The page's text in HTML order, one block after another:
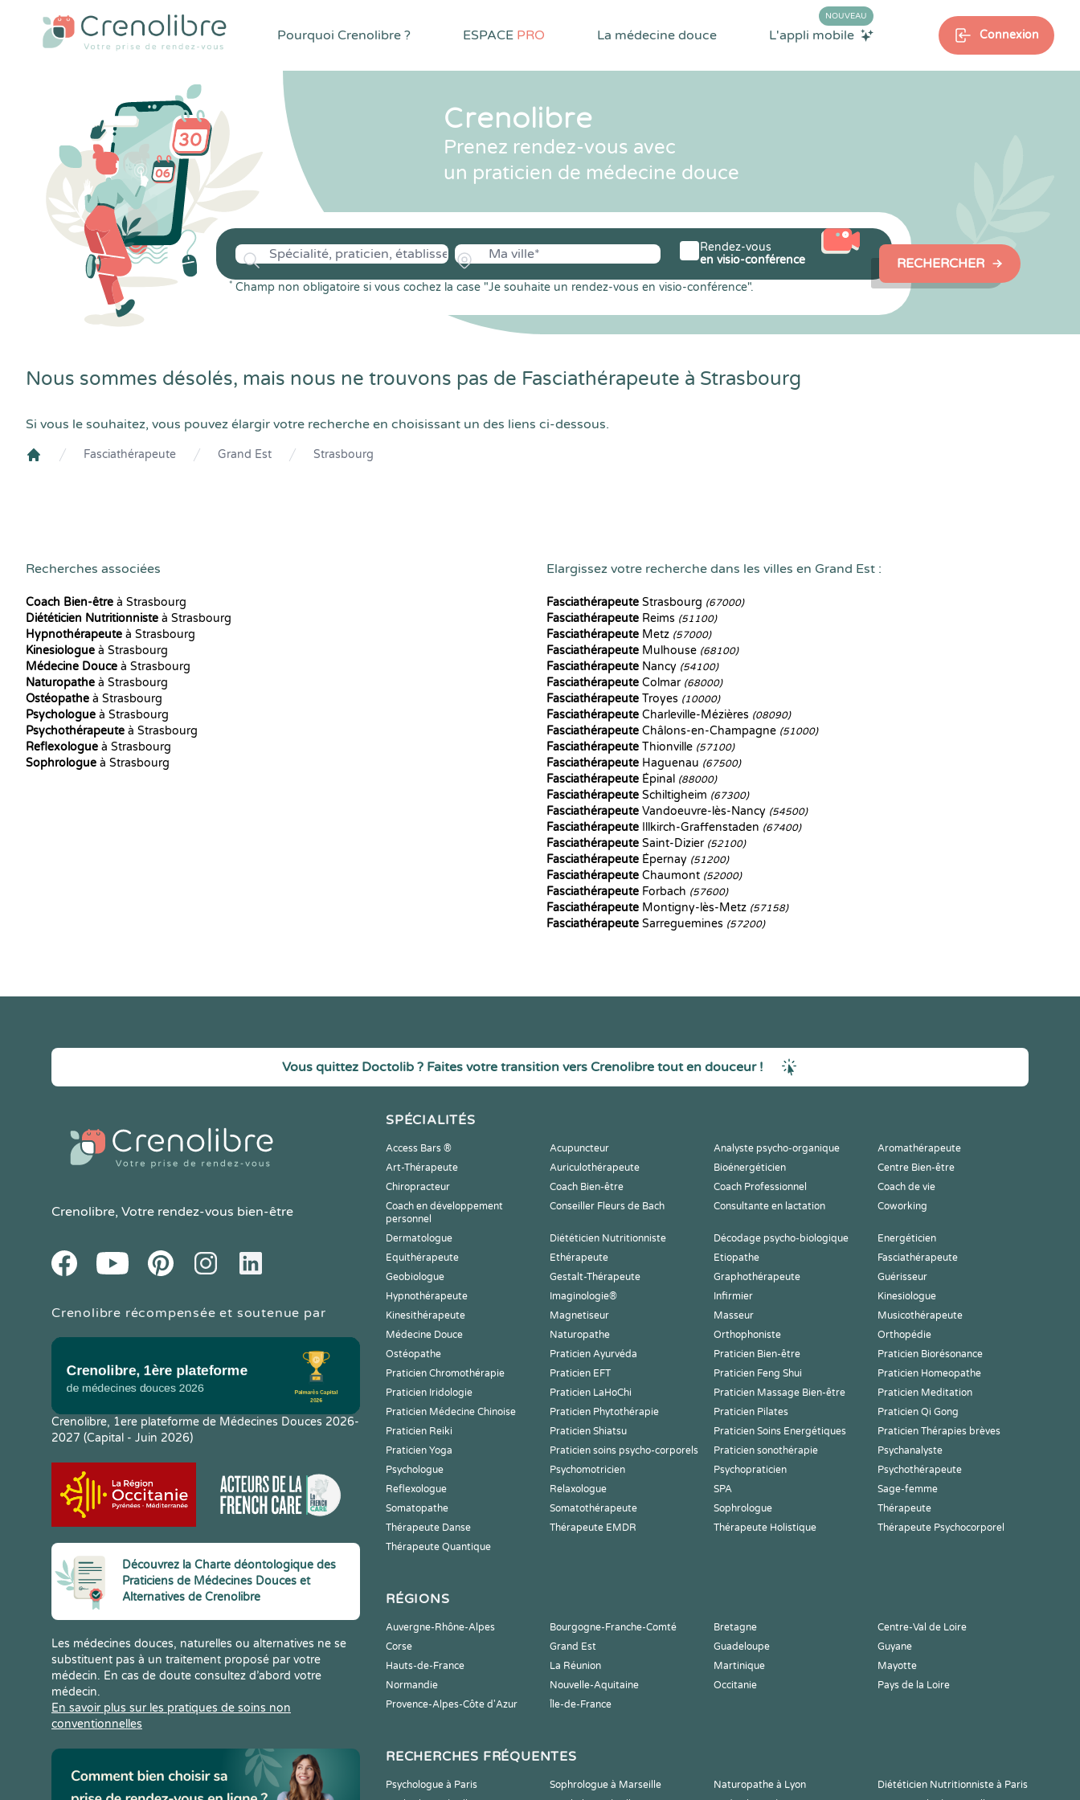
Pourquoi Crenolibre ? ESPACE PRO La médecine douce L'appli mobile
NOUVEAU
Connexion
Crenolibre
Prenez rendez-vous avec
un praticien de médecine douce
* Champ non obligatoire si vous cochez la case "Je souhaite un rendez-vous en visio-conférence".
Rendez-vous
en visio-conférence
RECHERCHER
Nous sommes désolés, mais nous ne trouvons pas de Fasciathérapeute à Strasbourg
Si vous le souhaitez, vous pouvez élargir votre recherche en choisissant un des liens ci-dessous.
Fasciathérapeute Grand Est Strasbourg
Recherches associées
Coach Bien-être à Strasbourg
Diététicien Nutritionniste à Strasbourg
Hypnothérapeute à Strasbourg
Kinesiologue à Strasbourg
Médecine Douce à Strasbourg
Naturopathe à Strasbourg
Ostéopathe à Strasbourg
Psychologue à Strasbourg
Psychothérapeute à Strasbourg
Reflexologue à Strasbourg
Sophrologue à Strasbourg
Elargissez votre recherche dans les villes en Grand Est :
Fasciathérapeute Strasbourg (67000)
Fasciathérapeute Reims (51100)
Fasciathérapeute Metz (57000)
Fasciathérapeute Mulhouse (68100)
Fasciathérapeute Nancy (54100)
Fasciathérapeute Colmar (68000)
Fasciathérapeute Troyes (10000)
Fasciathérapeute Charleville-Mézières (08090)
Fasciathérapeute Châlons-en-Champagne (51000)
Fasciathérapeute Thionville (57100)
Fasciathérapeute Haguenau (67500)
Fasciathérapeute Épinal (88000)
Fasciathérapeute Schiltigheim (67300)
Fasciathérapeute Vandoeuvre-lès-Nancy (54500)
Fasciathérapeute Illkirch-Graffenstaden (67400)
Fasciathérapeute Saint-Dizier (52100)
Fasciathérapeute Épernay (51200)
Fasciathérapeute Chaumont (52000)
Fasciathérapeute Forbach (57600)
Fasciathérapeute Montigny-lès-Metz (57158)
Fasciathérapeute Sarreguemines (57200)
Vous quittez Doctolib ? Faites votre transition vers Crenolibre tout en douceur !
Crenolibre, Votre rendez-vous bien-être
FacebookYoutube PinteresetInstagramLinkedIn
Crenolibre récompensée et soutenue par
Crenolibre, 1ere plateforme de Médecines Douces 2026-
2027 (Capital - Juin 2026)
Découvrez la Charte déontologique des
Praticiens de Médecines Douces et
Alternatives de Crenolibre
Les médecines douces, naturelles ou alternatives ne se
substituent pas à un traitement proposé par votre
médecin. En cas de doute consultez d’abord votre
médecin.
En savoir plus sur les pratiques de soins non
conventionnelles
SPÉCIALITÉS
Access Bars ® Acupuncteur Analyste psycho-organique
Aromathérapeute
Art-Thérapeute
Auriculothérapeute Bioénergéticien
Centre Bien-être
Chiropracteur
Coach Bien-être Coach Professionnel
Coach de vie
Coach en développement
personnel
Conseiller Fleurs de Bach Consultante en lactation Coworking
Dermatologue Diététicien Nutritionniste Décodage psycho-biologique
Energéticien
Equithérapeute
Ethérapeute Etiopathe
Fasciathérapeute
Geobiologue
Gestalt-Thérapeute Graphothérapeute
Guérisseur
Hypnothérapeute
Imaginologie® Infirmier
Kinesiologue
Kinesithérapeute
Magnetiseur Masseur
Musicothérapeute
Médecine Douce
Naturopathe Orthophoniste
Orthopédie
Ostéopathe
Praticien Ayurvéda Praticien Bien-être
Praticien Biorésonance
Praticien Chromothérapie
Praticien EFT Praticien Feng Shui
Praticien Homeopathe
Praticien Iridologie
Praticien LaHoChi Praticien Massage Bien-être
Praticien Meditation
Praticien Médecine Chinoise
Praticien Phytothérapie Praticien Pilates
Praticien Qi Gong
Praticien Reiki
Praticien Shiatsu Praticien Soins Energétiques
Praticien Thérapies brèves
Praticien Yoga
Praticien soins psycho-corporels Praticien sonothérapie
Psychanalyste
Psychologue
Psychomotricien Psychopraticien
Psychothérapeute
Reflexologue
Relaxologue SPA
Sage-femme
Somatopathe
Somatothérapeute Sophrologue
Thérapeute
Thérapeute Danse
Thérapeute EMDR Thérapeute Holistique
Thérapeute Psychocorporel
Thérapeute Quantique
RÉGIONS
Auvergne-Rhône-Alpes Bourgogne-Franche-Comté Bretagne
Centre-Val de Loire
Corse
Grand Est Guadeloupe
Guyane
Hauts-de-France
La Réunion Martinique
Mayotte
Normandie
Nouvelle-Aquitaine Occitanie
Pays de la Loire
Provence-Alpes-Côte d'Azur
Île-de-France
RECHERCHES FRÉQUENTES
Psychologue à Paris Sophrologue à Marseille Naturopathe à Lyon
Diététicien Nutritionniste à Paris